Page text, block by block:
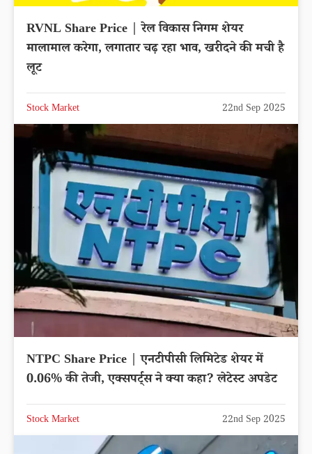
RVNL Share Price | रेल विकास निगम शेयर
मालामाल करेगा, लगातार चढ़ रहा भाव, खरीदने की मची है
लूट
Stock Market 22nd Sep 2025
NTPC Share Price | एनटीपीसी लिमिटेड शेयर में
0.06% की तेजी, एक्सपर्ट्स ने क्या कहा? लेटेस्ट अपडेट
Stock Market 22nd Sep 2025